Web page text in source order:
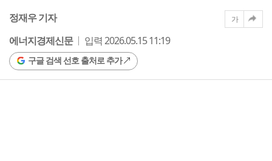
정재우 기자
에너지경제신문
입력 2026.05.15 11:19
구글 검색 선호 출처로 추가
가